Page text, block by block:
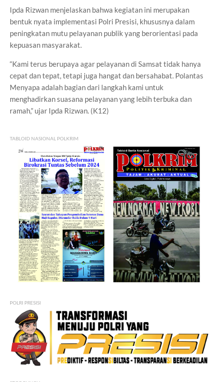
Ipda Rizwan menjelaskan bahwa kegiatan ini merupakan
bentuk nyata implementasi Polri Presisi, khususnya dalam
peningkatan mutu pelayanan publik yang berorientasi pada
kepuasan masyarakat.
“Kami terus berupaya agar pelayanan di Samsat tidak hanya
cepat dan tepat, tetapi juga hangat dan bersahabat. Polantas
Menyapa adalah bagian dari langkah kami untuk
menghadirkan suasana pelayanan yang lebih terbuka dan
ramah,” ujar Ipda Rizwan. (K12)
TABLOID NASIONAL POLKRIM
POLRI PRESISI